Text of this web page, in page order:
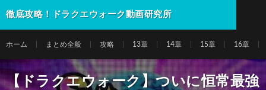
徹底攻略！ドラクエウォーク動画研究所
ホーム まとめ全般 攻略 13章 14章 15章 16章
【ドラクエウォーク】ついに恒常最強